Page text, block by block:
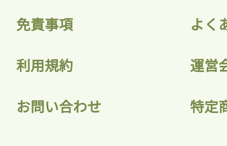
免責事項 よく
利用規約 運営
お問い合わせ 特定